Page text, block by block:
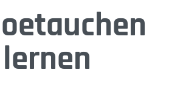
lernen